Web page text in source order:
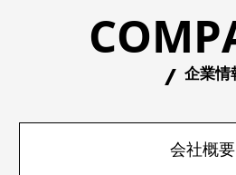
企業情
会社概要